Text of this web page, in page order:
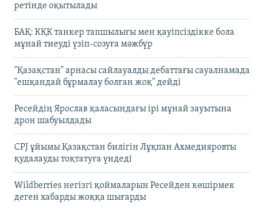
ретінде оқытылады
БАҚ: КҚК танкер тапшылығы мен қауіпсіздікке бола
мұнай тиеуді үзіп-созуға мәжбүр
"Қазақстан" арнасы сайлауалды дебаттағы сауалнамада
"ешқандай бұрмалау болған жоқ" дейді
Ресейдің Ярослав қаласындағы ірі мұнай зауытына
дрон шабуылдады
CPJ ұйымы Қазақстан билігін Лұқпан Ахмедияровты
қудалауды тоқтатуға үндеді
Wildberries негізгі қоймаларын Ресейден көшірмек
деген хабарды жоққа шығарды